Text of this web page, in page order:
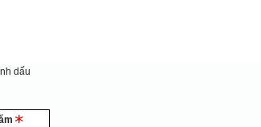
dấu